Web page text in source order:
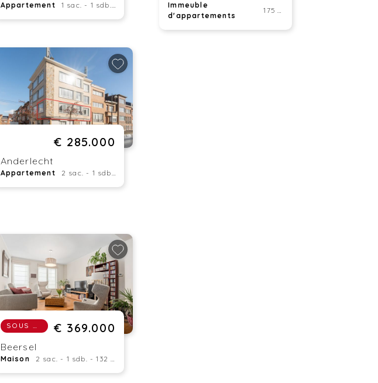
Appartement 1 sac. - 1 sdb. - 61 m²
Immeuble
d'appartements
175 m²
€ 285.000
Anderlecht
Appartement
SOUS OPTION € 369.000
Beersel
Maison